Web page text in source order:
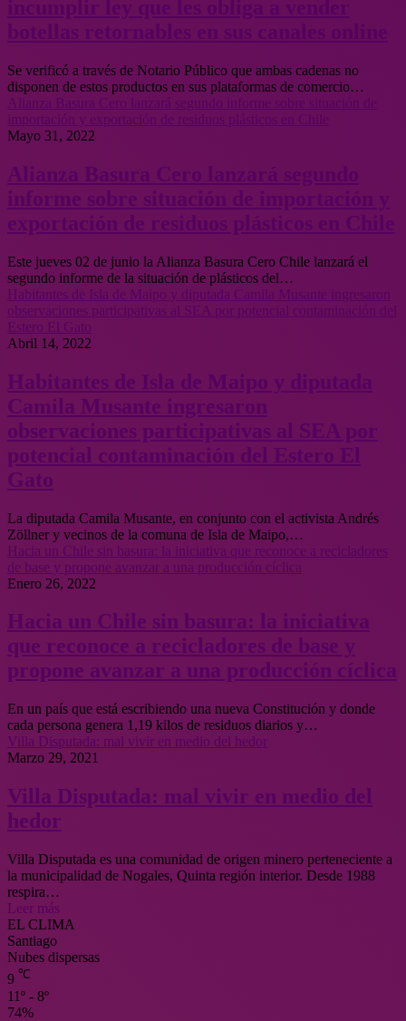
Se verificó a través de Notario Público que ambas cadenas no
disponen de estos productos en sus plataformas de comercio…
Mayo 31, 2022
Este jueves 02 de junio la Alianza Basura Cero Chile lanzará el
segundo informe de la situación de plásticos del…
Abril 14, 2022
La diputada Camila Musante, en conjunto con el activista Andrés
Zöllner y vecinos de la comuna de Isla de Maipo,…
Enero 26, 2022
Hacia un Chile sin basura: la iniciativa
que reconoce a recicladores de base y
propone avanzar a una producción cíclica
En un país que está escribiendo una nueva Constitución y donde
cada persona genera 1,19 kilos de residuos diarios y…
Villa Disputada: mal vivir en medio del hedor
Marzo 29, 2021
Villa Disputada: mal vivir en medio del
hedor
Villa Disputada es una comunidad de origen minero perteneciente a
la municipalidad de Nogales, Quinta región interior. Desde 1988
respira…
Leer más
EL CLIMA
Santiago
Nubes dispersas
9 ℃
11º - 8º
74%